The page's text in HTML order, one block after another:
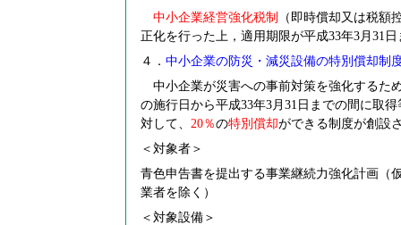
中小企業経営強化税制
（即時償却又は税額
正化を行った上，適用期限が平成33年3月31日
４． 中小企業の防災・減災設備の特別償却制
中小企業が災害への事前対策を強化するた
の施行日から平成33年3月31日までの間に取
対して、 20％の特別償却ができる制度が創設
＜対象者＞
青色申告書を提出する事業継続力強化計画（
業者を除く）
＜対象設備＞